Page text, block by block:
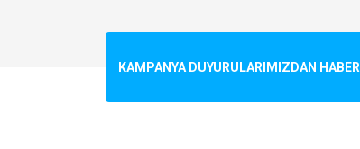
Ürün resmi kalitesiz, bozuk veya
KAMPANYA DUYURULARIMIZDAN